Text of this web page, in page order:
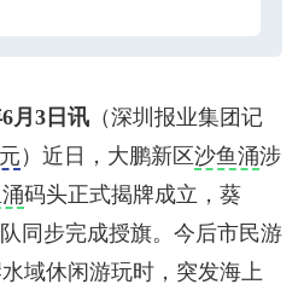
月3日讯（深圳报业集团记
）近日，大鹏新区沙鱼涌涉
码头正式揭牌成立，葵
同步完成授旗。今后市民游
域休闲游玩时，突发海上